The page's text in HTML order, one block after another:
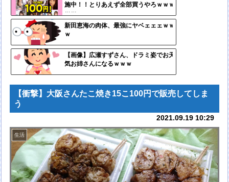
施中！！とりあえず全部買うやろｗｗｗ
ｗｗ
新田恵海の肉体、最強にヤベェェェｗｗ
ｗ
【画像】広瀬すずさん、ドラミ姿でお天
気お姉さんになるｗｗｗ
ンク
更新
ツー
【衝撃】大阪さんたこ焼き15こ100円で販売してしま
う
2021.09.19 10:29
生活